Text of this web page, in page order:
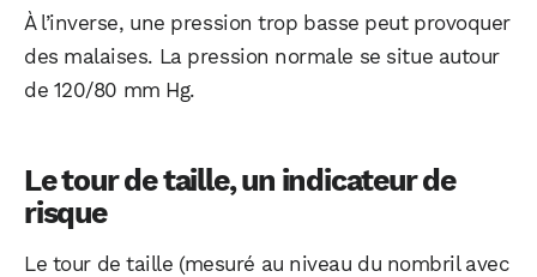
À l’inverse, une pression trop basse peut provoquer
des malaises. La pression normale se situe autour
de 120/80 mm Hg.
Le tour de taille, un indicateur de
risque
Le tour de taille (mesuré au niveau du nombril avec